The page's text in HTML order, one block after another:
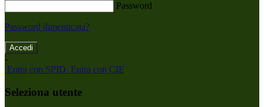
Password
Password dimenticata?
-
Entra con SPID Entra con CIE
Seleziona utente